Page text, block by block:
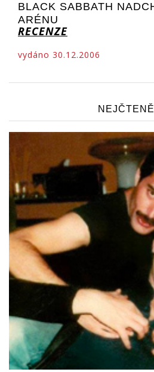
BLACK SABBATH
ARÉNU
RECENZE
vydáno 30.12.2006